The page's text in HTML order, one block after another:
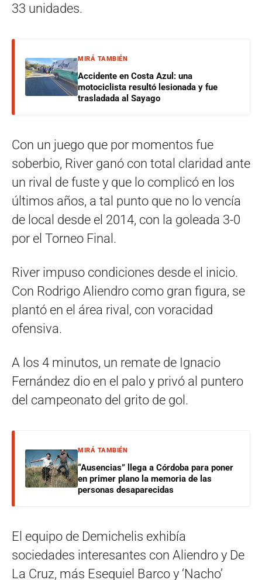
33 unidades.
MIRÁ TAMBIÉN
Accidente en Costa Azul: una
motociclista resultó lesionada y fue
trasladada al Sayago
Con un juego que por momentos fue
soberbio, River ganó con total claridad ante
un rival de fuste y que lo complicó en los
últimos años, a tal punto que no lo vencía
de local desde el 2014, con la goleada 3-0
por el Torneo Final.
River impuso condiciones desde el inicio.
Con Rodrigo Aliendro como gran figura, se
plantó en el área rival, con voracidad
ofensiva.
A los 4 minutos, un remate de Ignacio
Fernández dio en el palo y privó al puntero
del campeonato del grito de gol.
MIRÁ TAMBIÉN
“Ausencias” llega a Córdoba para poner
en primer plano la memoria de las
personas desaparecidas
El equipo de Demichelis exhibía
sociedades interesantes con Aliendro y De
La Cruz, más Esequiel Barco y ‘Nacho’